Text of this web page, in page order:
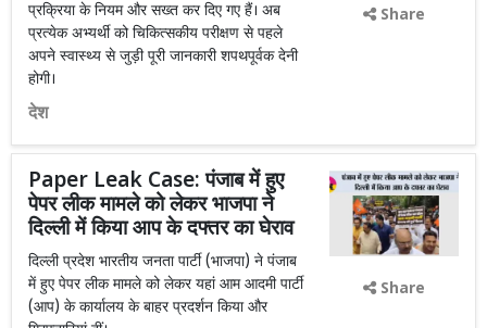
प्रक्रिया के नियम और सख्त कर दिए गए हैं। अब
प्रत्येक अभ्यर्थी को चिकित्सकीय परीक्षण से पहले
अपने स्वास्थ्य से जुड़ी पूरी जानकारी शपथपूर्वक देनी
होगी।
देश
Share
Paper Leak Case: पंजाब में हुए
पेपर लीक मामले को लेकर भाजपा ने
दिल्ली में किया आप के दफ्तर का घेराव
दिल्ली प्रदेश भारतीय जनता पार्टी (भाजपा) ने पंजाब
में हुए पेपर लीक मामले को लेकर यहां आम आदमी पार्टी
(आप) के कार्यालय के बाहर प्रदर्शन किया और
Share